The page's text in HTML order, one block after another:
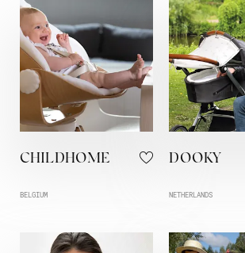
CHILDHOME
BELGIUM
DOOKY
NETHERLANDS